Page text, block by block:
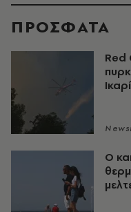
ΠΡΟΣΦΑΤΑ
Red
Ο